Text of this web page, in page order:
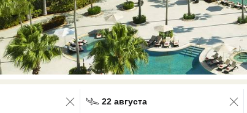
22 августа